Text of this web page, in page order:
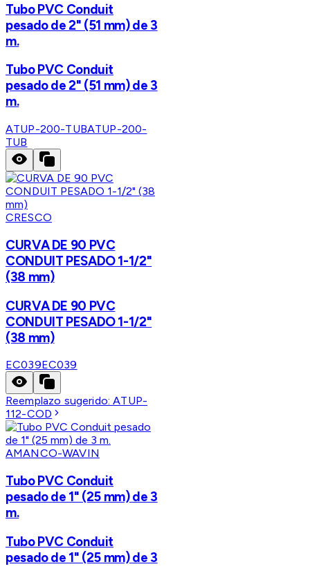
Tubo PVC Conduit
pesado de 2" (51 mm) de 3
m.
Tubo PVC Conduit
pesado de 2" (51 mm) de 3
m.
ATUP-200-TUBATUP-200-
TUB
CRESCO
CURVA DE 90 PVC
CONDUIT PESADO 1-1/2"
(38 mm)
CURVA DE 90 PVC
CONDUIT PESADO 1-1/2"
(38 mm)
EC039EC039
Reemplazo sugerido:ATUP-
112-COD
AMANCO-WAVIN
Tubo PVC Conduit
pesado de 1" (25 mm) de 3
m.
Tubo PVC Conduit
pesado de 1" (25 mm) de 3